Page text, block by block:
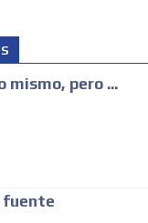
mismo, pero ...
fuente